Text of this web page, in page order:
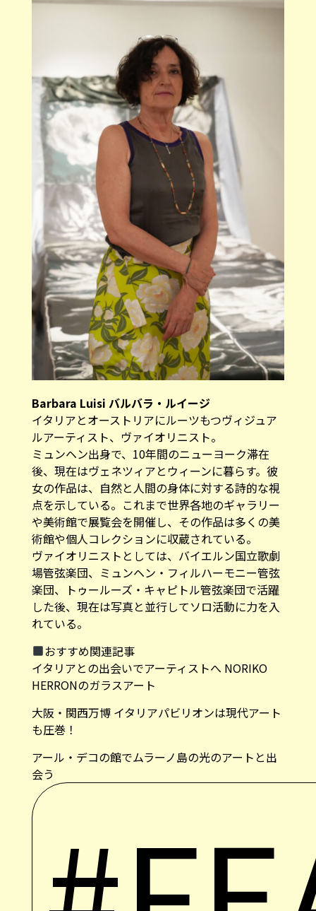
Barbara Luisi バルバラ・ルイージ
イタリアとオーストリアにルーツもつヴィジュア
ルアーティスト、ヴァイオリニスト。
ミュンヘン出身で、10年間のニューヨーク滞在
後、現在はヴェネツィアとウィーンに暮らす。彼
女の作品は、自然と人間の身体に対する詩的な視
点を示している。これまで世界各地のギャラリー
や美術館で展覧会を開催し、その作品は多くの美
術館や個人コレクションに収蔵されている。
ヴァイオリニストとしては、バイエルン国立歌劇
場管弦楽団、ミュンヘン・フィルハーモニー管弦
楽団、トゥールーズ・キャピトル管弦楽団で活躍
した後、現在は写真と並行してソロ活動に力を入
れている。
おすすめ関連記事
イタリアとの出会いでアーティストへ NORIKO
HERRONのガラスアート
大阪・関西万博 イタリアパビリオンは現代アート
も圧巻！
アール・デコの館でムラーノ島の光のアートと出
会う